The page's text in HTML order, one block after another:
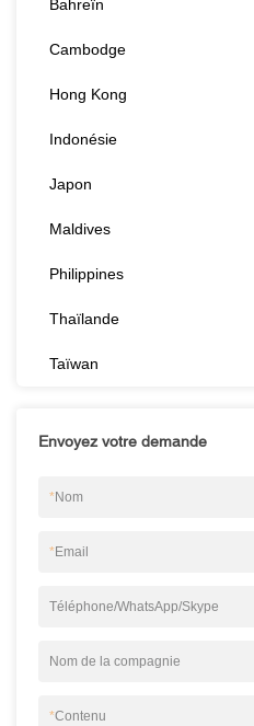
Bahreïn
Cambodge
Hong Kong
Indonésie
Japon
Maldives
Philippines
Thaïlande
Taïwan
Envoyez votre demande
*Nom
*Email
Téléphone/WhatsApp/Skype
Nom de la compagnie
*Contenu